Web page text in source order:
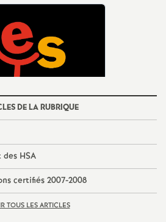
m
n
t
s
d
e
DE LA RUBRIQUE
HSA
certifiés 2007-2008
TOUS LES ARTICLES